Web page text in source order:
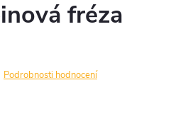
fréza
Podrobnosti hodnocení